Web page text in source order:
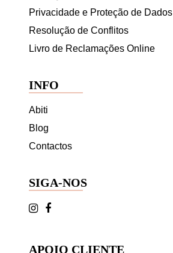
Privacidade e Proteção de Dados
Resolução de Conflitos
Livro de Reclamações Online
INFO
Abiti
Blog
Contactos
SIGA-NOS
APOIO CLIENTE